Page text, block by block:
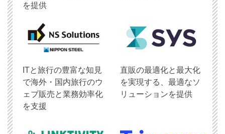
を提供
ITと旅行の豊富な知見
で海外・国内旅行のウ
ェブ販売と業務効率化
を支援
直販の最適化と最大化
を実現する、最適なソ
リューションを提供